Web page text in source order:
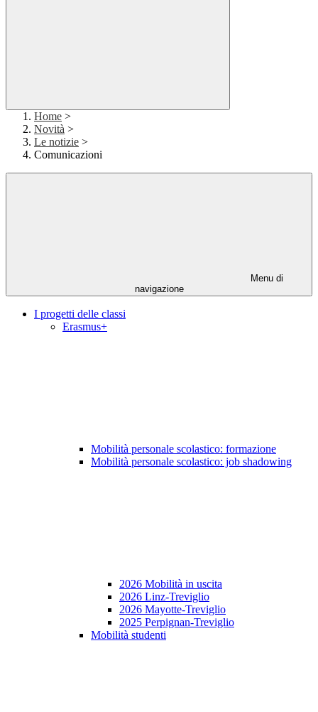
Home >
Novità >
Le notizie >
Comunicazioni
Menu di
navigazione
I progetti delle classi
Erasmus+
Mobilità personale scolastico: formazione
Mobilità personale scolastico: job shadowing
2026 Mobilità in uscita
2026 Linz-Treviglio
2026 Mayotte-Treviglio
2025 Perpignan-Treviglio
Mobilità studenti